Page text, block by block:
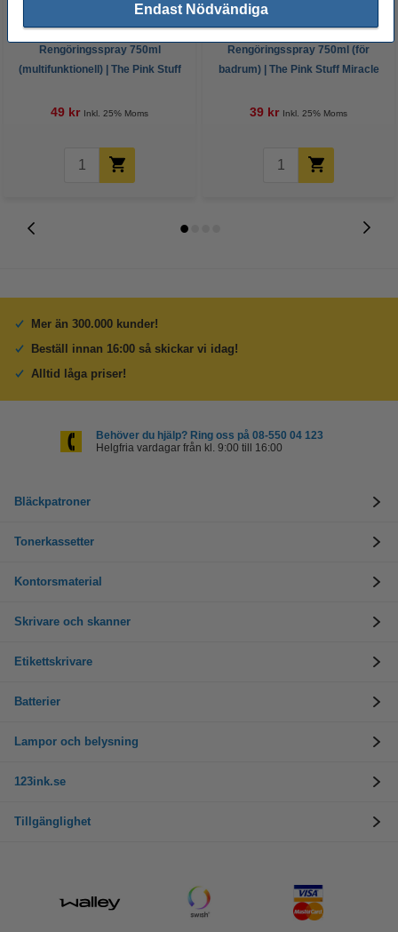
Endast Nödvändiga
Rengöringsspray 750ml
(multifunktionell) | The Pink Stuff
49 kr Inkl. 25% Moms
Rengöringsspray 750ml (för
badrum) | The Pink Stuff Miracle
39 kr Inkl. 25% Moms
Mer än 300.000 kunder!
Beställ innan 16:00 så skickar vi idag!
Alltid låga priser!
Behöver du hjälp? Ring oss på 08-550 04 123
Helgfria vardagar från kl. 9:00 till 16:00
Bläckpatroner
Tonerkassetter
Kontorsmaterial
Skrivare och skanner
Etikettskrivare
Batterier
Lampor och belysning
123ink.se
Tillgänglighet